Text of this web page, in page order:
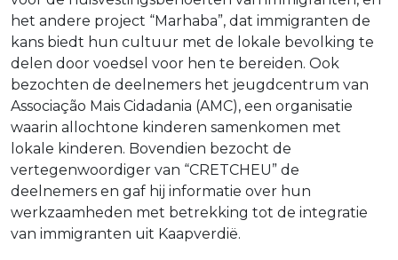
het andere project “Marhaba”, dat immigranten de
kans biedt hun cultuur met de lokale bevolking te
delen door voedsel voor hen te bereiden. Ook
bezochten de deelnemers het jeugdcentrum van
Associação Mais Cidadania (AMC), een organisatie
waarin allochtone kinderen samenkomen met
lokale kinderen. Bovendien bezocht de
vertegenwoordiger van “CRETCHEU” de
deelnemers en gaf hij informatie over hun
werkzaamheden met betrekking tot de integratie
van immigranten uit Kaapverdië.